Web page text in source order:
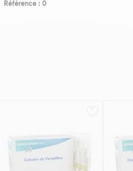
Référence : 0